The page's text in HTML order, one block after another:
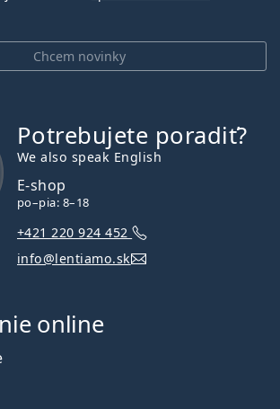
Chcem novinky
Potrebujete poradiť?
We also speak English
E-shop
po–pia: 8–18
+421 220 924 452
info@lentiamo.sk
online